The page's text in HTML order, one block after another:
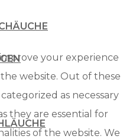
your experience
website. Out of these
as necessary
they are essential for
of the website. We